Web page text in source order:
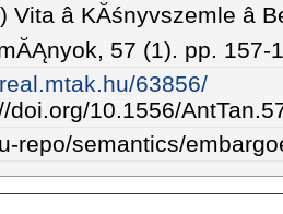
Vita â KĂśnyvszemle â
57 (1). pp. 157-
63856/
doi.org/10.1556/
repo/semantics/